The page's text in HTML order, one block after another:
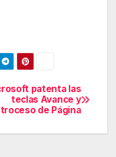
patenta las
teclas Avance y
de Página